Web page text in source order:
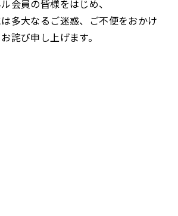
会員の皆様をはじめ、
多大なるご迷惑、ご不便をおかけ
詫び申し上げます。